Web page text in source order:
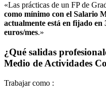
«Las prácticas de un FP de
como mínimo con el Salario
actualmente está en fijado en
euros/mes.»
¿Qué salidas
Medio de Actividades
Trabajar como :